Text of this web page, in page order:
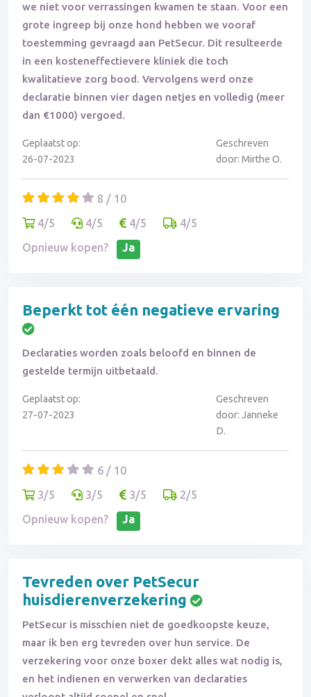
we niet voor verrassingen kwamen te staan. Voor een
grote ingreep bij onze hond hebben we vooraf
toestemming gevraagd aan PetSecur. Dit resulteerde
in een kosteneffectievere kliniek die toch
kwalitatieve zorg bood. Vervolgens werd onze
declaratie binnen vier dagen netjes en volledig (meer
dan €1000) vergoed.
Geplaatst op:
26-07-2023
Geschreven
door: Mirthe O.
8 / 10
4/5
4/5 4/5
4/5
Opnieuw kopen?
Ja
Beperkt tot één negatieve ervaring
Declaraties worden zoals beloofd en binnen de
gestelde termijn uitbetaald.
Geplaatst op:
27-07-2023
Geschreven
door: Janneke
D.
6 / 10
3/5
3/5 3/5
2/5
Opnieuw kopen?
Ja
Tevreden over PetSecur
huisdierenverzekering
PetSecur is misschien niet de goedkoopste keuze,
maar ik ben erg tevreden over hun service. De
verzekering voor onze boxer dekt alles wat nodig is,
en het indienen en verwerken van declaraties